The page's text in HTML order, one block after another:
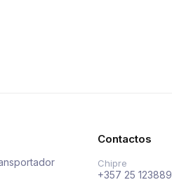
Contactos
Chipre
+357 25 123889